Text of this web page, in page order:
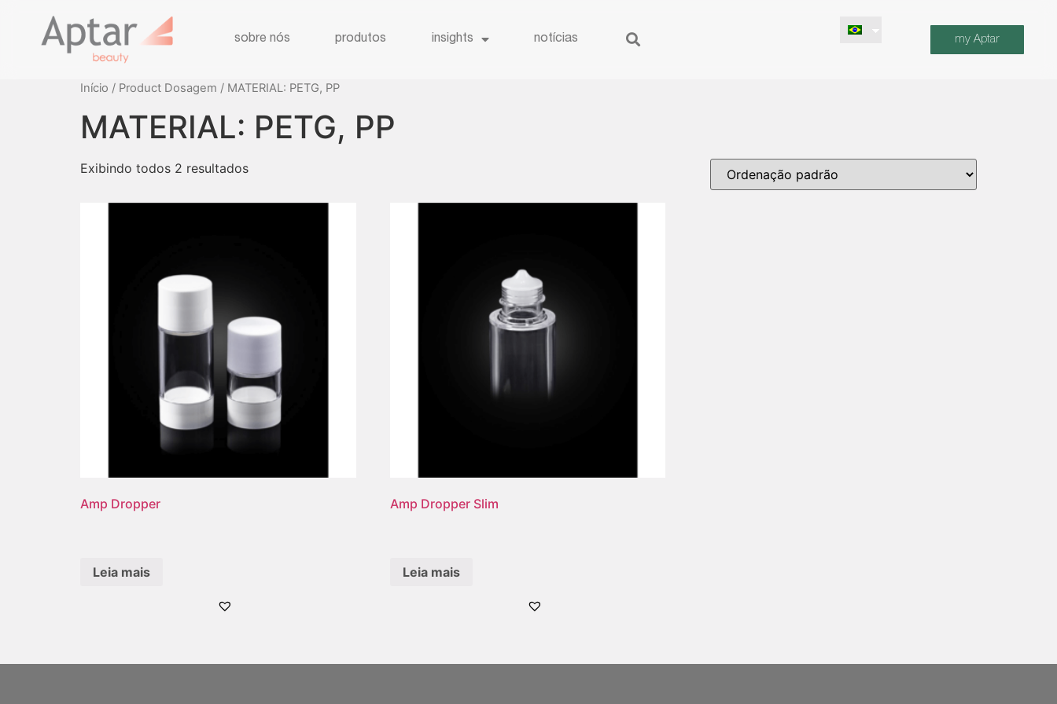
sobre nós produtos insights notícias my Aptar
Início / Product Dosagem / MATERIAL: PETG, PP
MATERIAL: PETG, PP
Exibindo todos 2 resultados
Amp Dropper
Leia mais
Amp Dropper Slim
Leia mais